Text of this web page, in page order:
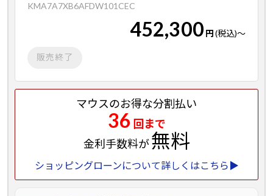
KMA7A7XB6AFDW101CEC
452,300 円(税込)～
販売終了
マウスのお得な分割払い
36 回まで
金利手数料が無料
ショッピングローンについて詳しくはこちら▶